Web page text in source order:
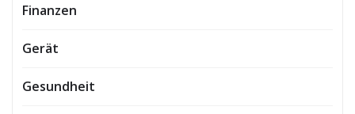
Finanzen
Gerät
Gesundheit